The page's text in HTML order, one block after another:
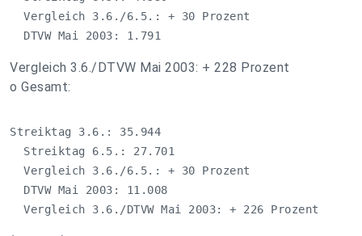
  Vergleich 3.6./6.5.: + 30 Prozent
  DTVW Mai 2003: 1.791
Vergleich 3.6./DTVW Mai 2003: + 228 Prozent
o Gesamt:
Streiktag 3.6.: 35.944
  Streiktag 6.5.: 27.701
  Vergleich 3.6./6.5.: + 30 Prozent
  DTVW Mai 2003: 11.008
  Vergleich 3.6./DTVW Mai 2003: + 226 Prozent